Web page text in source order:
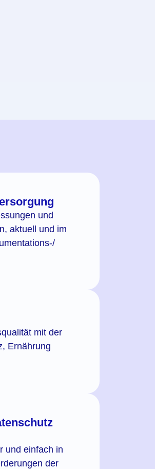
und
aktuell und im
mit der
Ernährung
und einfach in
der